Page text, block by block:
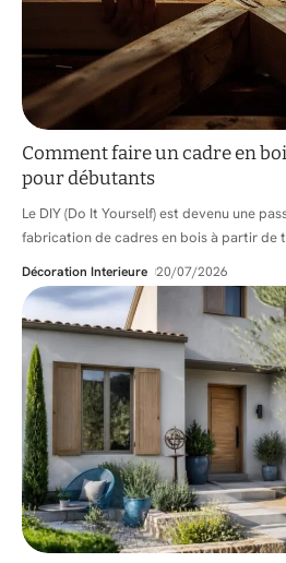
Comment faire un cadre en
pour débutants
Le DIY (Do It Yourself) est devenu une
fabrication de cadres en bois à partir de
Décoration Interieure 20/07/2026